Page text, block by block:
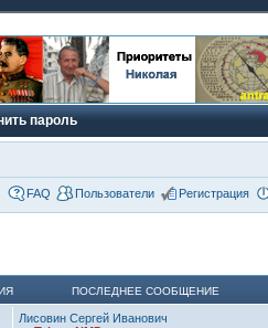
пароль
FAQ Пользователи Регистрация
ПОСЛЕДНЕЕ СООБЩЕНИЕ
Лисовин Сергей Иванович